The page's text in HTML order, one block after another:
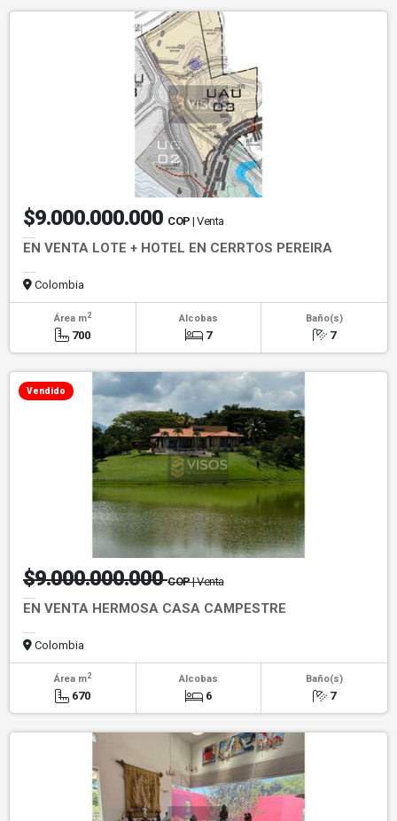
$9.000.000.000 COP | Venta
EN VENTA LOTE + HOTEL EN CERRTOS PEREIRA
Colombia
Área m2
700
Alcobas
7
Baño(s)
7
Vendido
$9.000.000.000COP| Venta
EN VENTA HERMOSA CASA CAMPESTRE
Colombia
Área m2
670
Alcobas
6
Baño(s)
7